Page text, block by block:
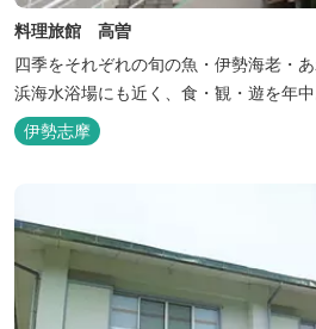
料理旅館 高曽
四季をそれぞれの旬の魚・伊勢海老・
浜海水浴場にも近く、食・観・遊を年中
伊勢志摩